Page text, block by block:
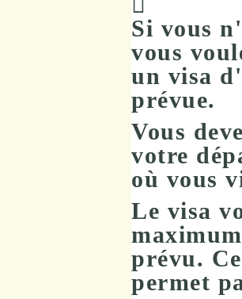
Si vous
vous
un visa
prévue.
Vous
votre
où vous
Le visa
prévu.
permet